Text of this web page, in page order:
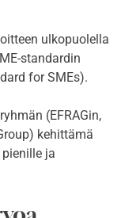
ulkopuolella
standardin
for SMEs).
(EFRAGin,
kehittämä
ja